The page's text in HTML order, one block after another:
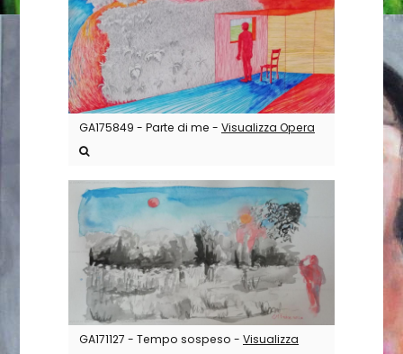
GA175849 - Parte di me - Visualizza Opera
GA171127 - Tempo sospeso - Visualizza